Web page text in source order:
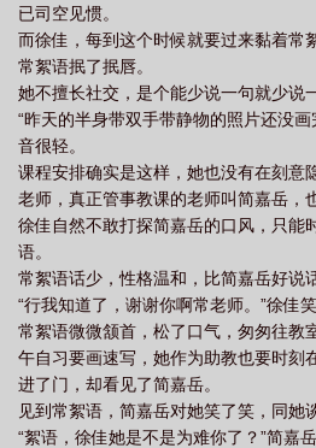
已司空见惯。
而徐佳，每到这个时候就要过来黏着常
常絮语抿了抿唇。
她不擅长社交，是个能少说一句就少说
“昨天的半身带双手带静物的照片还没
音很轻。
课程安排确实是这样，她也没有在刻意
老师，真正管事教课的老师叫简嘉岳，
徐佳自然不敢打探简嘉岳的口风，只能
语。
常絮语话少，性格温和，比简嘉岳好说
“行我知道了，谢谢你啊常老师。”徐佳笑
常絮语微微颔首，松了口气，匆匆往教
午自习要画速写，她作为助教也要时刻
进了门，却看见了简嘉岳。
见到常絮语，简嘉岳对她笑了笑，同她
“絮语，徐佳她是不是为难你了？”简嘉岳